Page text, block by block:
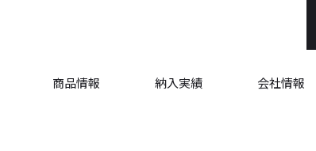
商品情報 納入実績 会社情報